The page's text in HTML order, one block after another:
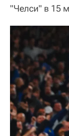
"Челси" в 15